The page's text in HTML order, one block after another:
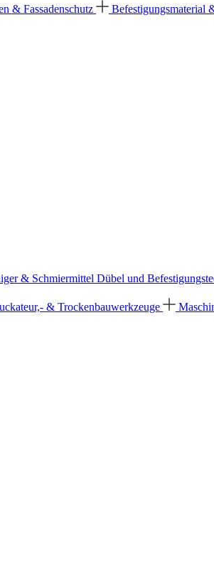
& Fassadenschutz Befestigungsmaterial
& Schmiermittel Dübel und
& Trockenbauwerkzeuge